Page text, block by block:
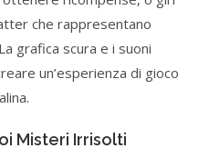
che rappresentano
grafica scura e i suoni
un’esperienza di gioco
Misteri Irrisolti